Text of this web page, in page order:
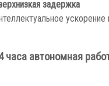
задержка
ускорение
часа автономная